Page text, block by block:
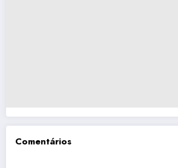
Comentários